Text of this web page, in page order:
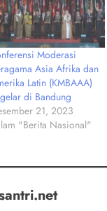
Moderasi
Asia Afrika dan
Latin (KMBAAA)
di Bandung
21, 2023
"Berita Nasional"